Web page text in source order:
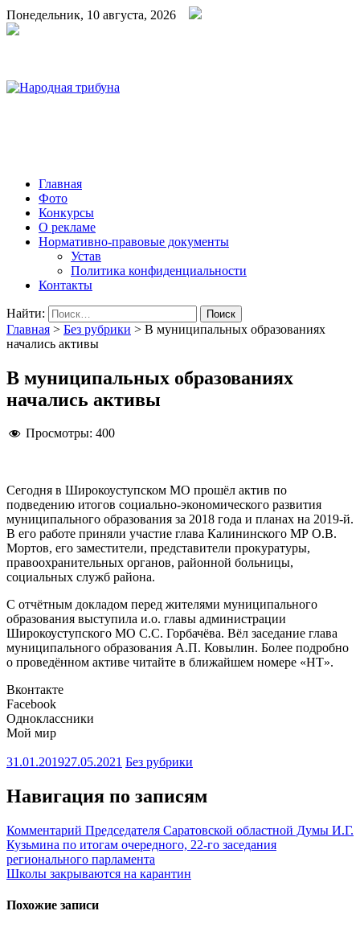
Понедельник, 10 августа, 2026
Главная
Фото
Конкурсы
О рекламе
Нормативно-правовые документы
Устав
Политика конфиденциальности
Контакты
Найти:
Главная > Без рубрики > В муниципальных образованиях
начались активы
В муниципальных образованиях
начались активы
Просмотры: 400
Сегодня в Широкоуступском МО прошёл актив по
подведению итогов социально-экономического развития
муниципального образования за 2018 года и планах на 2019-й.
В его работе приняли участие глава Калининского МР О.В.
Мортов, его заместители, представители прокуратуры,
правоохранительных органов, районной больницы,
социальных служб района.
С отчётным докладом перед жителями муниципального
образования выступила и.о. главы администрации
Широкоуступского МО С.С. Горбачёва. Вёл заседание глава
муниципального образования А.П. Ковылин. Более подробно
о проведённом активе читайте в ближайшем номере «НТ».
Вконтакте
Facebook
Одноклассники
Мой мир
31.01.201927.05.2021 Без рубрики
Навигация по записям
Комментарий Председателя Саратовской областной Думы И.Г.
Кузьмина по итогам очередного, 22-го заседания
регионального парламента
Школы закрываются на карантин
Похожие записи